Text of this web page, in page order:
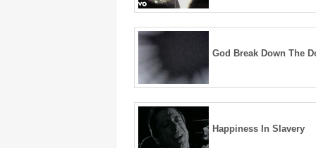
God Break Down The
Happiness In Slavery